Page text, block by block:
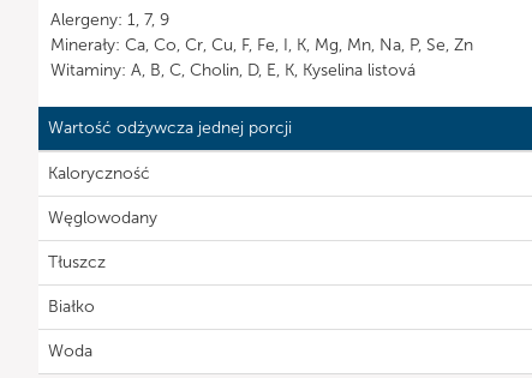
Alergeny: 1, 7, 9
Minerały: Ca, Co, Cr, Cu, F, Fe, I, K, Mg, Mn, Na, P, Se, Zn
Witaminy: A, B, C, Cholin, D, E, K, Kyselina listová
Wartość odżywcza jednej porcji
Kaloryczność
Węglowodany
Tłuszcz
Białko
Woda